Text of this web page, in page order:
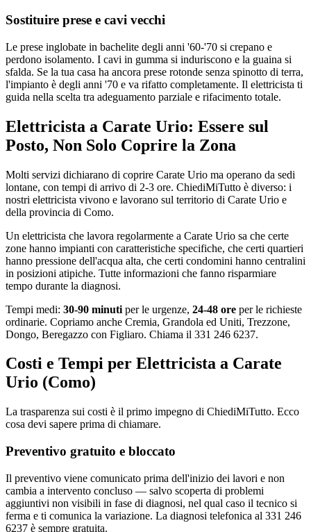
Sostituire prese e cavi vecchi
Le prese inglobate in bachelite degli anni '60-'70 si crepano e
perdono isolamento. I cavi in gumma si induriscono e la guaina si
sfalda. Se la tua casa ha ancora prese rotonde senza spinotto di terra,
l'impianto è degli anni '70 e va rifatto completamente. Il elettricista ti
guida nella scelta tra adeguamento parziale e rifacimento totale.
Elettricista a Carate Urio: Essere sul
Posto, Non Solo Coprire la Zona
Molti servizi dichiarano di coprire Carate Urio ma operano da sedi
lontane, con tempi di arrivo di 2-3 ore. ChiediMiTutto è diverso: i
nostri elettricista vivono e lavorano sul territorio di Carate Urio e
della provincia di Como.
Un elettricista che lavora regolarmente a Carate Urio sa che certe
zone hanno impianti con caratteristiche specifiche, che certi quartieri
hanno pressione dell'acqua alta, che certi condomini hanno centralini
in posizioni atipiche. Tutte informazioni che fanno risparmiare
tempo durante la diagnosi.
Tempi medi: 30-90 minuti per le urgenze, 24-48 ore per le richieste
ordinarie. Copriamo anche Cremia, Grandola ed Uniti, Trezzone,
Dongo, Beregazzo con Figliaro. Chiama il 331 246 6237.
Costi e Tempi per Elettricista a Carate
Urio (Como)
La trasparenza sui costi è il primo impegno di ChiediMiTutto. Ecco
cosa devi sapere prima di chiamare.
Preventivo gratuito e bloccato
Il preventivo viene comunicato prima dell'inizio dei lavori e non
cambia a intervento concluso — salvo scoperta di problemi
aggiuntivi non visibili in fase di diagnosi, nel qual caso il tecnico si
ferma e ti comunica la variazione. La diagnosi telefonica al 331 246
6237 è sempre gratuita.